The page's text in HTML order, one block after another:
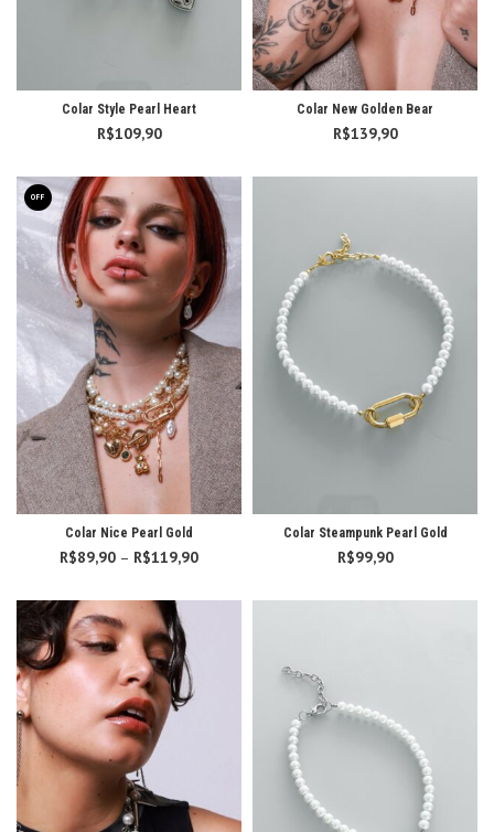
Colar Style Pearl Heart
R$109,90
Colar New Golden Bear
R$139,90
OFF
Colar Nice Pearl Gold
R$89,90 – R$119,90
R$89,90
Colar Steampunk Pearl Gold
R$99,90